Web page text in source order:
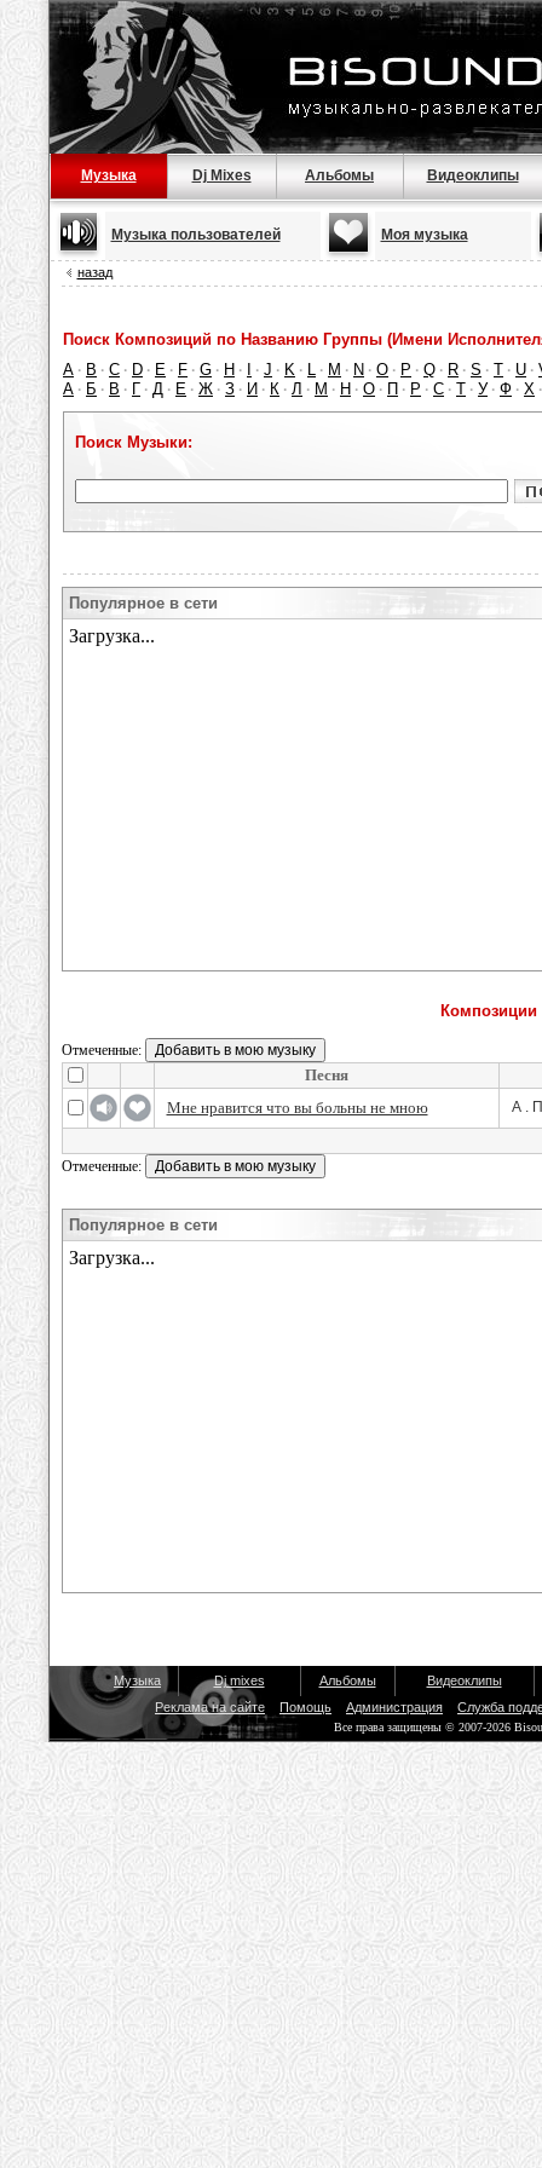
Музыка Dj Mixes Альбомы Видеоклипы
Музыка пользователей Моя музыка
назад
Поиск Композиций по Названию Группы (Имени
A · B · C · D · E · F · G · H · · J · K · L · M · N · O · P · Q · R · S · T · U ·
А · Б · В · Г · Д · Е · Ж · З · И · К · Л · М · Н · О · П · Р · С · Т · У · Ф · Х
Поиск Музыки:
Популярное в сети
Композиции
Отмеченные:
Песня
Мне нравится что вы больны не мною
А .
Отмеченные:
Популярное в сети
Музыка Dj mixes Альбомы
Видеоклипы
Реклама на сайте
Помощь Администрация Служба
Все права защищены © 2007-2026